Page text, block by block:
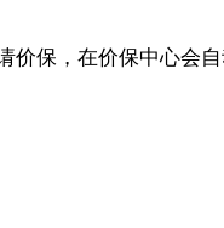
价保，在价保中心会